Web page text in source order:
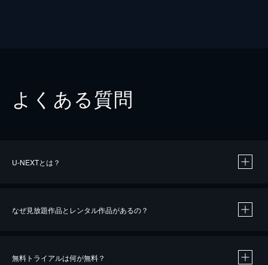
よくある質問
U-NEXTとは？
なぜ見放題作品とレンタル作品があるの？
無料トライアルは何が無料？